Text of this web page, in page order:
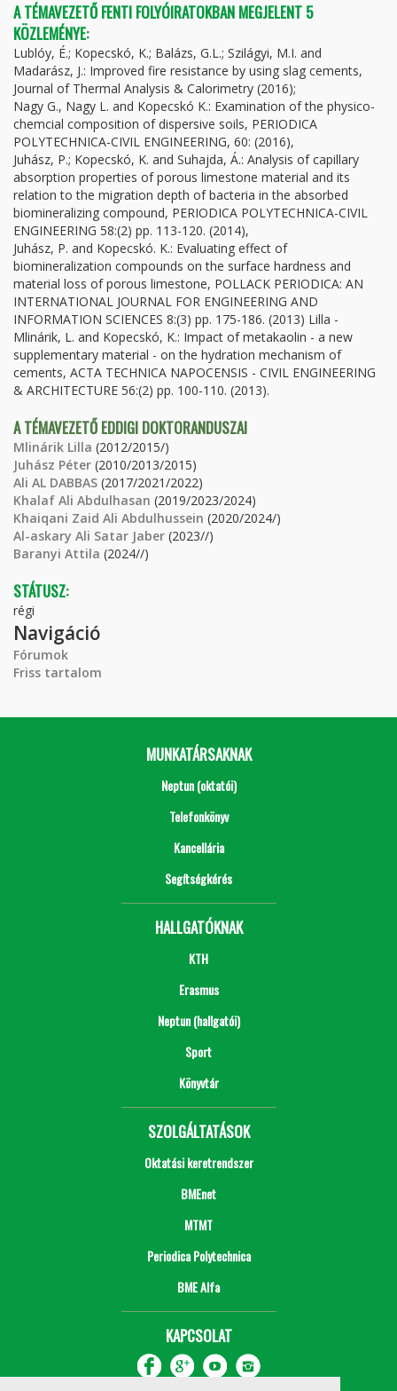
A TÉMAVEZETŐ FENTI FOLYÓIRATOKBAN MEGJELENT 5
KÖZLEMÉNYE:
Lublóy, É.; Kopecskó, K.; Balázs, G.L.; Szilágyi, M.I. and
Madarász, J.: Improved fire resistance by using slag cements,
Journal of Thermal Analysis & Calorimetry (2016);
Nagy G., Nagy L. and Kopecskó K.: Examination of the physico-
chemcial composition of dispersive soils, PERIODICA
POLYTECHNICA-CIVIL ENGINEERING, 60: (2016),
Juhász, P.; Kopecskó, K. and Suhajda, Á.: Analysis of capillary
absorption properties of porous limestone material and its
relation to the migration depth of bacteria in the absorbed
biomineralizing compound, PERIODICA POLYTECHNICA-CIVIL
ENGINEERING 58:(2) pp. 113-120. (2014),
Juhász, P. and Kopecskó. K.: Evaluating effect of
biomineralization compounds on the surface hardness and
material loss of porous limestone, POLLACK PERIODICA: AN
INTERNATIONAL JOURNAL FOR ENGINEERING AND
INFORMATION SCIENCES 8:(3) pp. 175-186. (2013) Lilla -
Mlinárik, L. and Kopecskó, K.: Impact of metakaolin - a new
supplementary material - on the hydration mechanism of
cements, ACTA TECHNICA NAPOCENSIS - CIVIL ENGINEERING
& ARCHITECTURE 56:(2) pp. 100-110. (2013).
A TÉMAVEZETŐ EDDIGI DOKTORANDUSZAI
Mlinárik Lilla (2012/2015/)
Juhász Péter (2010/2013/2015)
Ali AL DABBAS (2017/2021/2022)
Khalaf Ali Abdulhasan (2019/2023/2024)
Khaiqani Zaid Ali Abdulhussein (2020/2024/)
Al-askary Ali Satar Jaber (2023//)
Baranyi Attila (2024//)
STÁTUSZ:
régi
Navigáció
Fórumok
Friss tartalom
MUNKATÁRSAKNAK
Neptun (oktatói)
Telefonkönyv
Kancellária
Segítségkérés
HALLGATÓKNAK
KTH
Erasmus
Neptun (hallgatói)
Sport
Könyvtár
SZOLGÁLTATÁSOK
Oktatási keretrendszer
BMEnet
MTMT
Periodica Polytechnica
BME Alfa
KAPCSOLAT